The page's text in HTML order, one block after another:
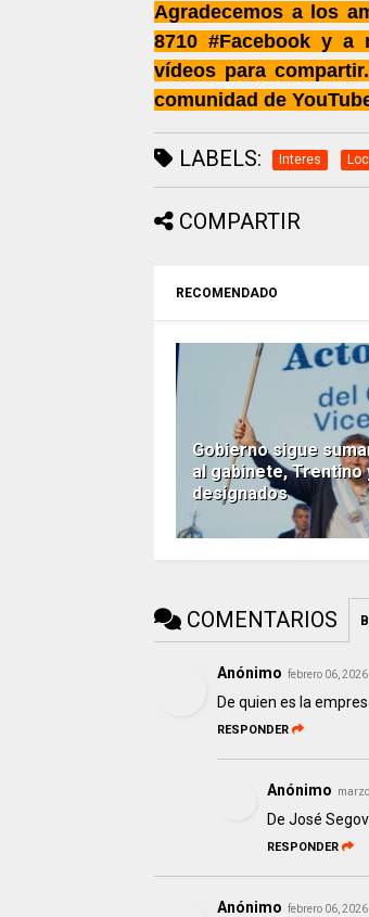
Agradecemos a los
8710 #Facebook y a
vídeos para
comunidad de
LABELS: Interes
COMPARTIR
RECOMENDADO
Gobierno sigue
al gabinete, Trentino
designados
COMENTARIOS
Anónimo febrero 06, 2026
De quien es la
RESPONDER
Anónimo
De José
RESPONDER
Anónimo febrero 06, 2026